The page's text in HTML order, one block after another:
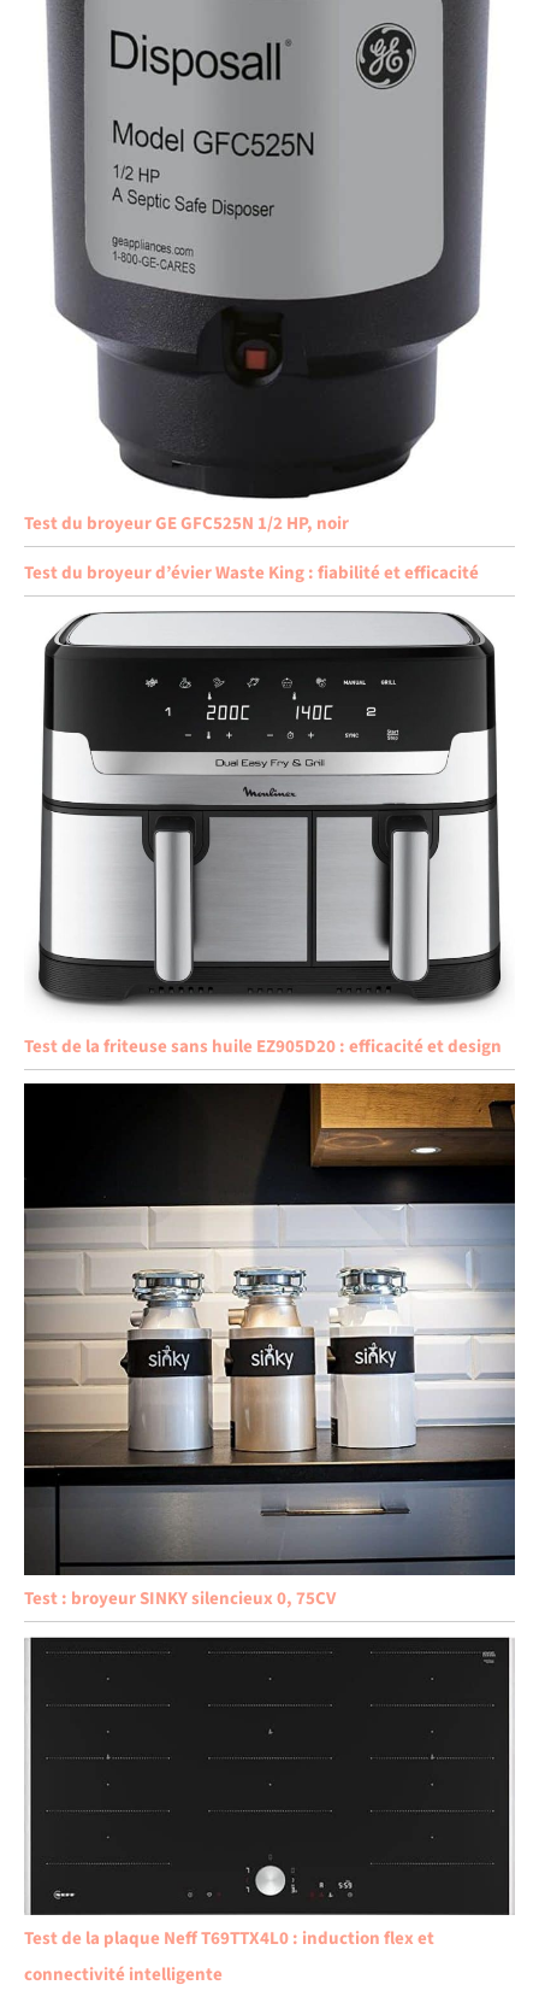
Test du broyeur GE GFC525N 1/2 HP, noir
Test du broyeur d’évier Waste King : fiabilité et efficacité
Test de la friteuse sans huile EZ905D20 : efficacité et design
Test : broyeur SINKY silencieux 0, 75CV
Test de la plaque Neff T69TTX4L0 : induction flex et
connectivité intelligente